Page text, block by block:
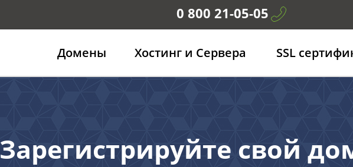
0 800 21-05-05
Домены Хостинг и Сервера SSL
Зарегистрируйте свой